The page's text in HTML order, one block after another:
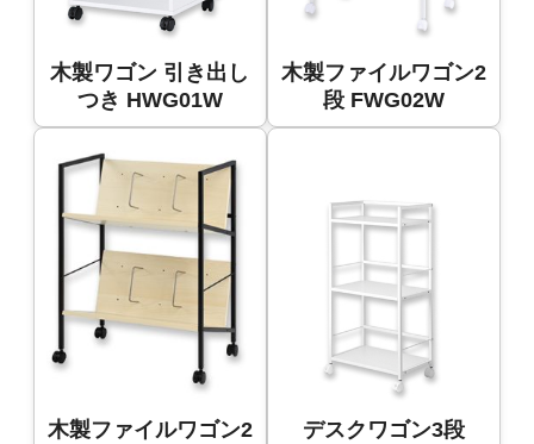
木製ワゴン 引き出し
つき HWG01W
木製ファイルワゴン2
段 FWG02W
木製ファイルワゴン2
デスクワゴン3段